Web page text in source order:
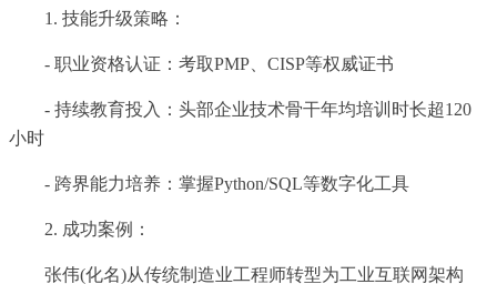
1. 技能升级策略：
- 职业资格认证：考取PMP、CISP等权威证书
- 持续教育投入：头部企业技术骨干年均培训时长超120
小时
- 跨界能力培养：掌握Python/SQL等数字化工具
2. 成功案例：
张伟(化名)从传统制造业工程师转型为工业互联网架构